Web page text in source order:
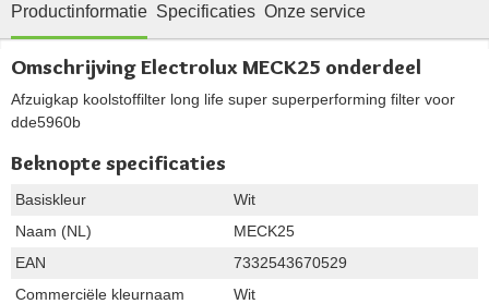
Productinformatie Specificaties Onze service
Omschrijving Electrolux MECK25 onderdeel
Afzuigkap koolstoffilter long life super superperforming filter voor
dde5960b
Beknopte specificaties
Basiskleur
Wit
Naam (NL)
MECK25
EAN
7332543670529
Commerciële kleurnaam
Wit